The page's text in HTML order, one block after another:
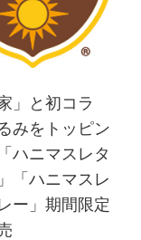
」と初コラ
みをトッピン
ハニマスレタ
「ハニマスレ
ー」期間限定